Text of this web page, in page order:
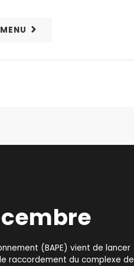
MENU
(BAPE) vient de lancer
raccordement du complexe de